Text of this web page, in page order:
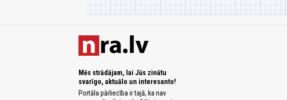
Mēs strādājam, lai Jūs zinātu
svarīgo, aktuālo un interesanto!
Portāla pārliecība ir tajā, ka nav